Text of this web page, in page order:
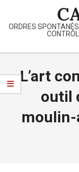
content
ORDRES
Primary
Menu
L’art
outil